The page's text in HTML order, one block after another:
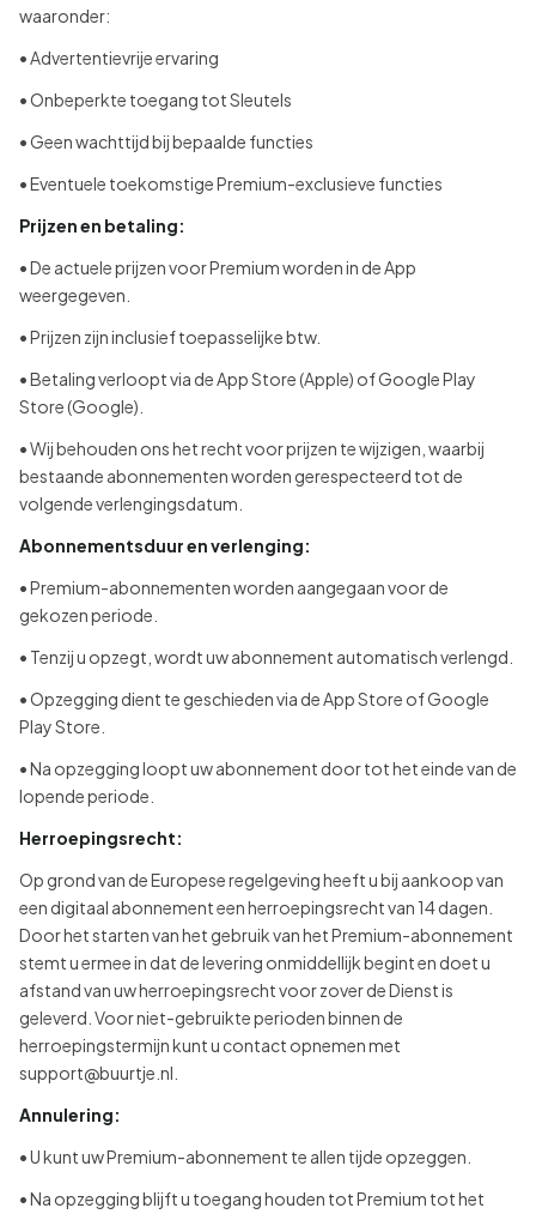
waaronder:
• Advertentievrije ervaring
• Onbeperkte toegang tot Sleutels
• Geen wachttijd bij bepaalde functies
• Eventuele toekomstige Premium-exclusieve functies
Prijzen en betaling:
• De actuele prijzen voor Premium worden in de App
weergegeven.
• Prijzen zijn inclusief toepasselijke btw.
• Betaling verloopt via de App Store (Apple) of Google Play
Store (Google).
• Wij behouden ons het recht voor prijzen te wijzigen, waarbij
bestaande abonnementen worden gerespecteerd tot de
volgende verlengingsdatum.
Abonnementsduur en verlenging:
• Premium-abonnementen worden aangegaan voor de
gekozen periode.
• Tenzij u opzegt, wordt uw abonnement automatisch verlengd.
• Opzegging dient te geschieden via de App Store of Google
Play Store.
• Na opzegging loopt uw abonnement door tot het einde van de
lopende periode.
Herroepingsrecht:
Op grond van de Europese regelgeving heeft u bij aankoop van
een digitaal abonnement een herroepingsrecht van 14 dagen.
Door het starten van het gebruik van het Premium-abonnement
stemt u ermee in dat de levering onmiddellijk begint en doet u
afstand van uw herroepingsrecht voor zover de Dienst is
geleverd. Voor niet-gebruikte perioden binnen de
herroepingstermijn kunt u contact opnemen met
support@buurtje.nl.
Annulering:
• U kunt uw Premium-abonnement te allen tijde opzeggen.
• Na opzegging blijft u toegang houden tot Premium tot het